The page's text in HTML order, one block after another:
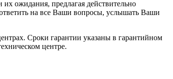
ожидания, предлагая действительно
на все Ваши вопросы, услышать Ваши
Сроки гарантии указаны в гарантийном
центре.